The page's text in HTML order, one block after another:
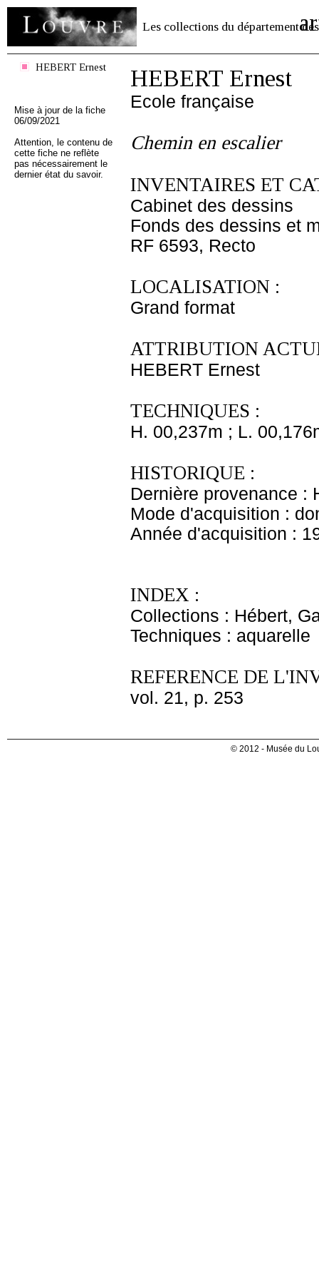
Les collections du département des
HEBERT Ernest
Mise à jour de la fiche
06/09/2021
Attention, le contenu de
cette fiche ne reflète
pas nécessairement le
dernier état du savoir.
HEBERT Ernest
Ecole française
Chemin en escalier
INVENTAIRES ET
Cabinet des dessins
Fonds des dessins et
RF 6593, Recto
LOCALISATION :
Grand format
ATTRIBUTION
HEBERT Ernest
TECHNIQUES :
H. 00,237m ; L.
HISTORIQUE :
Dernière provenance :
Mode d'acquisition :
Année d'acquisition :
INDEX :
Collections : Hébert,
Techniques : aquarelle
REFERENCE DE
vol. 21, p. 253
© 2012 - Musée du